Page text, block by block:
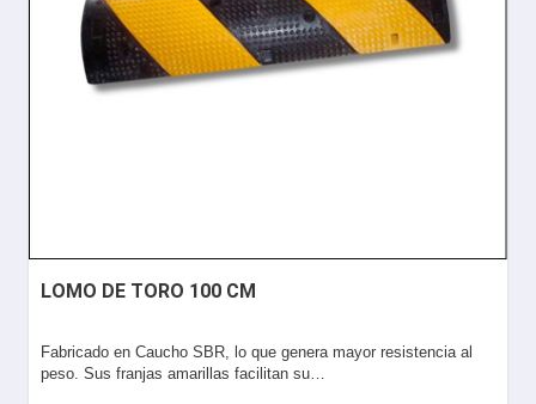
LOMO DE TORO 100 CM
Fabricado en Caucho SBR, lo que genera mayor resistencia al
peso. Sus franjas amarillas facilitan su…